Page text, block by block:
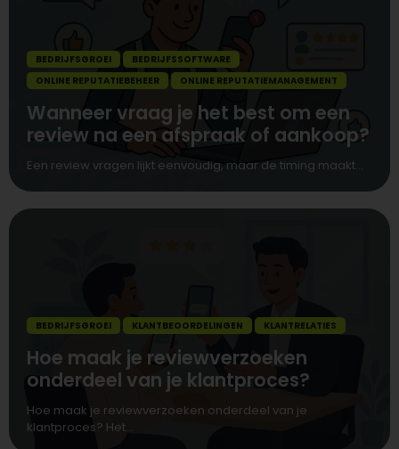
BEDRIJFSGROEI
BEDRIJFSSOFTWARE
ONLINE REPUTATIEBEHEER
ONLINE REPUTATIEMANAGEMENT
Wanneer vraag je het best om een
review na een afspraak of aankoop?
Een review vragen lijkt eenvoudig, maar de timing maakt...
BEDRIJFSGROEI KLANTBEOORDELINGEN KLANTRELATIES
Hoe maak je reviewverzoeken
onderdeel van je klantproces?
Hoe maak je reviewverzoeken onderdeel van je
klantproces? Het...